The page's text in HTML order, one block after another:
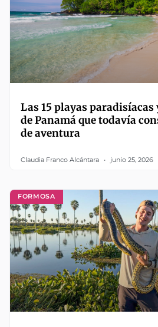
Las 15 playas paradisíacas
de Panamá que todavía
de aventura
Claudia Franco Alcántara junio 25, 2026
FORMOSA